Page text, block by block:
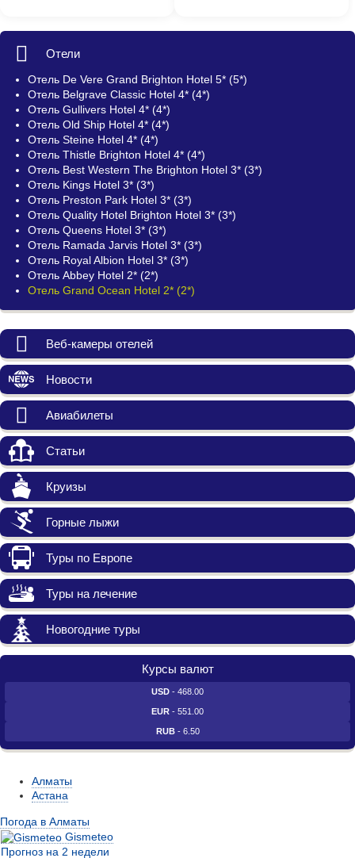
Отели
Отель De Vere Grand Brighton Hotel 5* (5*)
Отель Belgrave Classic Hotel 4* (4*)
Отель Gullivers Hotel 4* (4*)
Отель Old Ship Hotel 4* (4*)
Отель Steine Hotel 4* (4*)
Отель Thistle Brighton Hotel 4* (4*)
Отель Best Western The Brighton Hotel 3* (3*)
Отель Kings Hotel 3* (3*)
Отель Preston Park Hotel 3* (3*)
Отель Quality Hotel Brighton Hotel 3* (3*)
Отель Queens Hotel 3* (3*)
Отель Ramada Jarvis Hotel 3* (3*)
Отель Royal Albion Hotel 3* (3*)
Отель Abbey Hotel 2* (2*)
Отель Grand Ocean Hotel 2* (2*)
Веб-камеры отелей
Новости
Авиабилеты
Статьи
Круизы
Горные лыжи
Туры по Европе
Туры на лечение
Новогодние туры
Курсы валют
USD - 468.00
EUR - 551.00
RUB- 6.50
Алматы
Астана
Погода в Алматы
Gismeteo
Прогноз на 2 недели